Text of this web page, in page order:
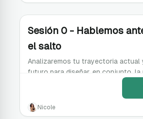
Sesión 0 - Hablemos
el salto
Analizaremos tu trayectoria actual
futuro para diseñar, en conjunto, la
estratégica más efectiva hacia tu
Nicole